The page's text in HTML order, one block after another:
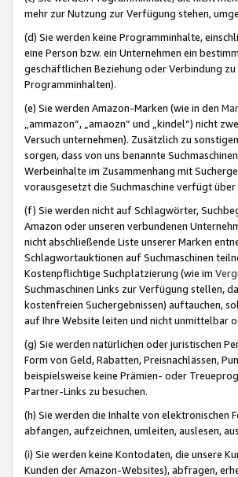
mehr zur Nutzung zur Verfügung stehen,
(d) Sie werden keine Programminhalte,
eine Person bzw. ein Unternehmen ein
geschäftlichen Beziehung oder Verbindung
Programminhalten).
(e) Sie werden Amazon-Marken (wie in den
„ammazon“, „amaozn“ und „kindel“) nicht
Versuch unternehmen). Zusätzlich zu
sorgen, dass von uns benannte
Werbeinhalte im Zusammenhang mit
vorausgesetzt die Suchmaschine verfügt
(f) Sie werden nicht auf Schlagwörter,
Amazon oder unseren verbundenen
nicht abschließende Liste unserer Marken
Schlagwortauktionen auf Suchmaschinen
Kostenpflichtige Suchplatzierung (wie im
Suchmaschinen Links zur Verfügung stellen,
kostenfreien Suchergebnissen) auftauchen,
auf Ihre Website leiten und nicht unmittelbar
(g) Sie werden natürlichen oder juristischen
Form von Geld, Rabatten, Preisnachlässen,
beispielsweise keine Prämien- oder
Partner-Links zu besuchen.
(h) Sie werden die Inhalte von elektronischen
abfangen, aufzeichnen, umleiten, auslesen,
(i) Sie werden keine Kontodaten, die unsere
Kunden der Amazon-Websites), abfragen,